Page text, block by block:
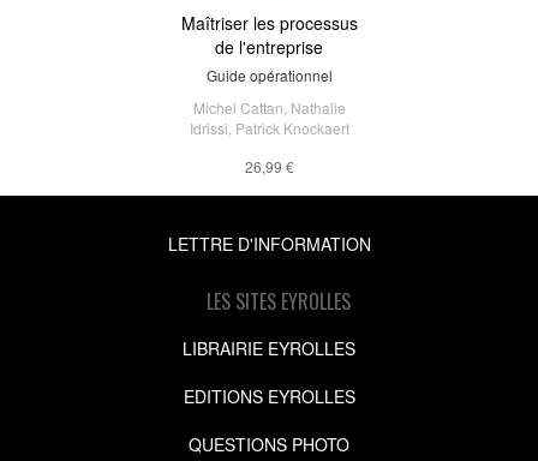
Maîtriser les processus
de l'entreprise
Guide opérationnel
Michel Cattan Nathalie
Idrissi Patrick Knockaert
26,99 €
LETTRE D'INFORMATION
LES SITES EYROLLES
LIBRAIRIE EYROLLES
EDITIONS EYROLLES
QUESTIONS PHOTO